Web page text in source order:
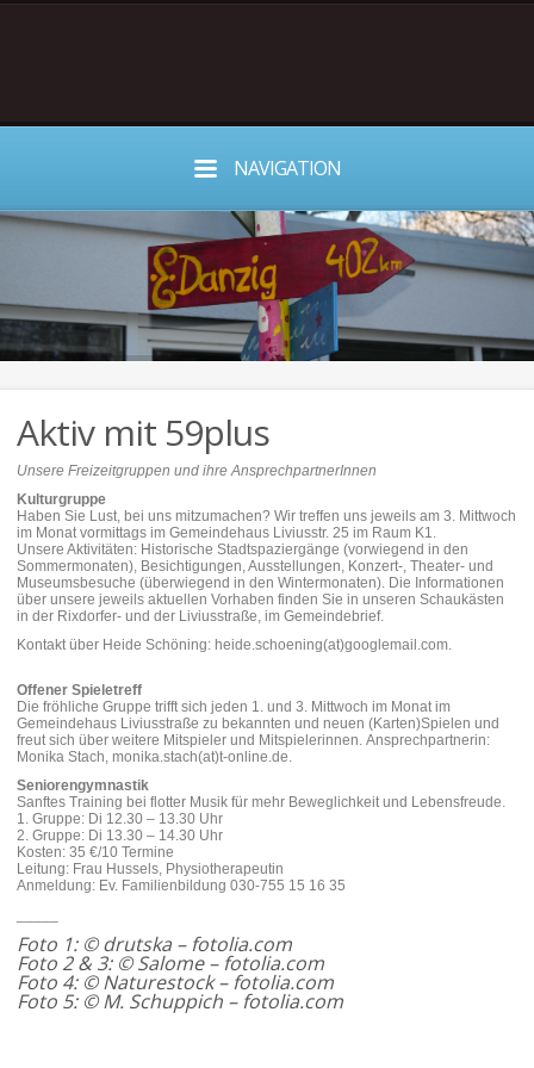
NAVIGATION
Aktiv mit 59plus
Unsere Freizeitgruppen und ihre AnsprechpartnerInnen
Kulturgruppe
Haben Sie Lust, bei uns mitzumachen? Wir treffen uns jeweils am 3. Mittwoch
im Monat vormittags im Gemeindehaus Liviusstr. 25 im Raum K1.
Unsere Aktivitäten: Historische Stadtspaziergänge (vorwiegend in den
Sommermonaten), Besichtigungen, Ausstellungen, Konzert-, Theater- und
Museumsbesuche (überwiegend in den Wintermonaten). Die Informationen
über unsere jeweils aktuellen Vorhaben finden Sie in unseren Schaukästen
in der Rixdorfer- und der Liviusstraße, im Gemeindebrief.
Kontakt über Heide Schöning: heide.schoening(at)googlemail.com.
Offener Spieletreff
Die fröhliche Gruppe trifft sich jeden 1. und 3. Mittwoch im Monat im
Gemeindehaus Liviusstraße zu bekannten und neuen (Karten)Spielen und
freut sich über weitere Mitspieler und Mitspielerinnen. Ansprechpartnerin:
Monika Stach, monika.stach(at)t-online.de.
Seniorengymnastik
Sanftes Training bei flotter Musik für mehr Beweglichkeit und Lebensfreude.
1. Gruppe: Di 12.30 – 13.30 Uhr
2. Gruppe: Di 13.30 – 14.30 Uhr
Kosten: 35 €/10 Termine
Leitung: Frau Hussels, Physiotherapeutin
Anmeldung: Ev. Familienbildung 030-755 15 16 35
Foto 1: © drutska – fotolia.com
Foto 2 & 3: © Salome – fotolia.com
Foto 4: © Naturestock – fotolia.com
Foto 5: © M. Schuppich – fotolia.com